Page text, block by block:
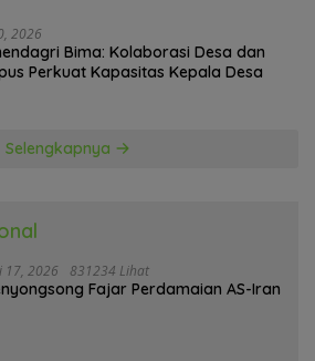
2026
Bima: Kolaborasi Desa dan
Perkuat Kapasitas Kepala Desa
Selengkapnya
17, 2026 831234 Lihat
Fajar Perdamaian AS-Iran